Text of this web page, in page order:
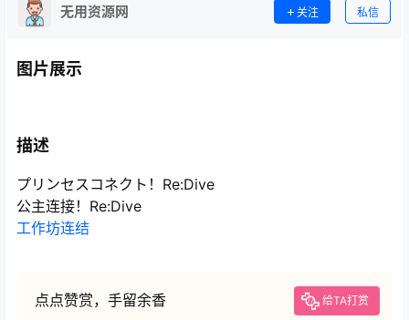
无用资源网 关注 私信
图片展示
描述
プリンセスコネクト！Re:Dive
公主连接！Re:Dive
工作坊连结
点点赞赏，手留余香 给TA打赏